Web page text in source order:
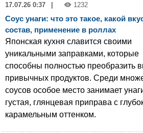
17.07.26 0:37 1232
Соус унаги: что это такое, какой
состав, применение в роллах
Японская кухня славится своими
уникальными заправками, которые
способны полностью преобразить
привычных продуктов. Среди
соусов особое место занимает
густая, глянцевая приправа с
карамельным оттенком.